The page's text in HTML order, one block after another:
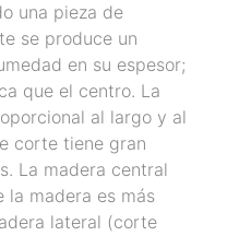
una pieza de
se produce un
en su espesor;
que el centro. La
al largo y al
corte tiene gran
La madera central
la madera es más
lateral (corte